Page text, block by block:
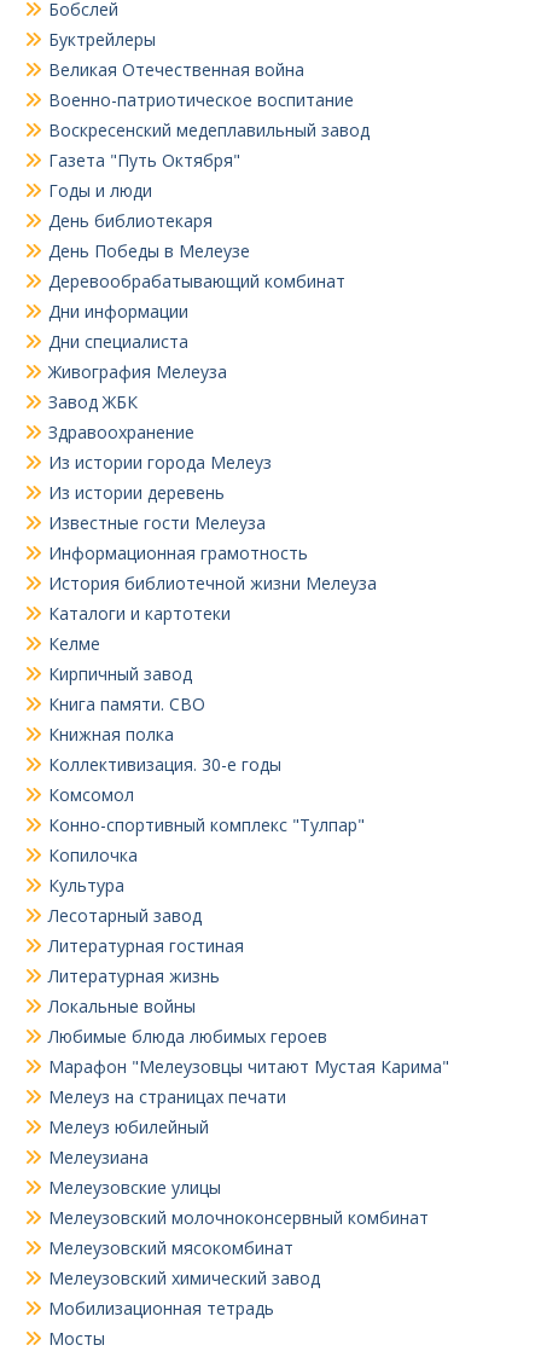
Бобслей
Буктрейлеры
Великая Отечественная война
Военно-патриотическое воспитание
Воскресенский медеплавильный завод
Газета "Путь Октября"
Годы и люди
День библиотекаря
День Победы в Мелеузе
Деревообрабатывающий комбинат
Дни информации
Дни специалиста
Живография Мелеуза
Завод ЖБК
Здравоохранение
Из истории города Мелеуз
Из истории деревень
Известные гости Мелеуза
Информационная грамотность
История библиотечной жизни Мелеуза
Каталоги и картотеки
Келме
Кирпичный завод
Книга памяти. СВО
Книжная полка
Коллективизация. 30-е годы
Комсомол
Конно-спортивный комплекс "Тулпар"
Копилочка
Культура
Лесотарный завод
Литературная гостиная
Литературная жизнь
Локальные войны
Любимые блюда любимых героев
Марафон "Мелеузовцы читают Мустая Карима"
Мелеуз на страницах печати
Мелеуз юбилейный
Мелеузиана
Мелеузовские улицы
Мелеузовский молочноконсервный комбинат
Мелеузовский мясокомбинат
Мелеузовский химический завод
Мобилизационная тетрадь
Мосты